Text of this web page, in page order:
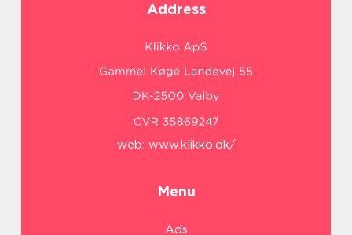
Address
web: www.klikko.dk/
Menu
Ads